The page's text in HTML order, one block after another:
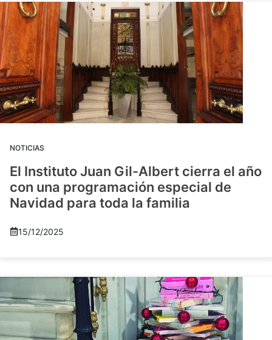
NOTICIAS
El Instituto Juan Gil-Albert cierra el año
con una programación especial de
Navidad para toda la familia
15/12/2025